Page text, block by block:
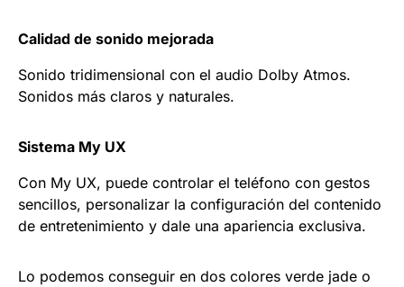
Calidad de sonido mejorada
Sonido tridimensional con el audio Dolby Atmos.
Sonidos más claros y naturales.
Sistema My UX
Con My UX, puede controlar el teléfono con gestos
sencillos, personalizar la configuración del contenido
de entretenimiento y dale una apariencia exclusiva.
Lo podemos conseguir en dos colores verde jade o